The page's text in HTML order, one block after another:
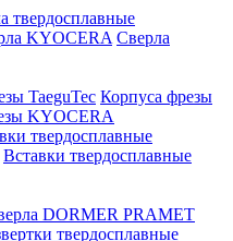
твердосплавные
KYOCERA Сверла
TaeguTec Корпуса фрезы
KYOCERA
твердосплавные
Вставки твердосплавные
DORMER PRAMET
твердосплавные